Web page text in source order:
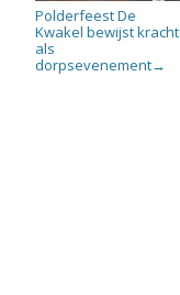
Polderfeest De
Kwakel bewijst kracht
als
dorpsevenement→